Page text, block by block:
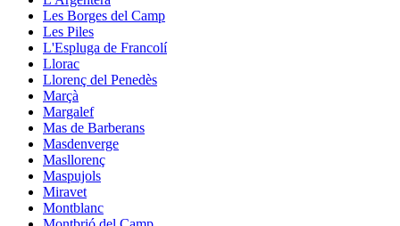
Les Borges del Camp
Les Piles
L'Espluga de Francolí
Llorac
Llorenç del Penedès
Marçà
Margalef
Mas de Barberans
Masdenverge
Masllorenç
Maspujols
Miravet
Montblanc